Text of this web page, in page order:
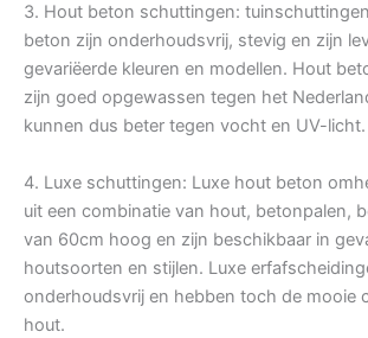
3. Hout beton schuttingen:
beton zijn onderhoudsvrij, stevig en zijn
gevariëerde kleuren en modellen. Hout
zijn goed opgewassen tegen het
kunnen dus beter tegen vocht en UV-licht.
4. Luxe schuttingen: Luxe hout beton
uit een combinatie van hout, betonpalen,
van 60cm hoog en zijn beschikbaar in
houtsoorten en stijlen. Luxe
onderhoudsvrij en hebben toch de mooie
hout.